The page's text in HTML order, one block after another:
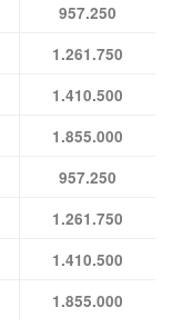
957.250
1.261.750
1.410.500
1.855.000
957.250
1.261.750
1.410.500
1.855.000